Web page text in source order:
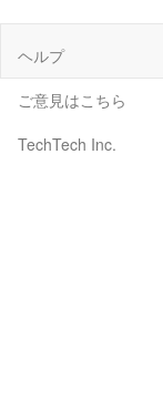
ヘルプ
ご意見はこちら
TechTech Inc.